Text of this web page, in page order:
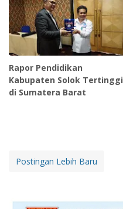
Rapor Pendidikan
Kabupaten Solok Tertinggi
di Sumatera Barat
Postingan Lebih Baru